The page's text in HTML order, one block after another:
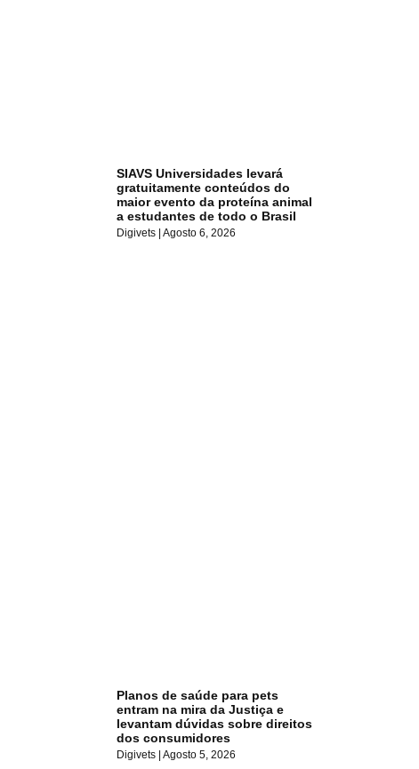
SIAVS Universidades levará
gratuitamente conteúdos do
maior evento da proteína animal
a estudantes de todo o Brasil
Digivets Agosto 6, 2026
Planos de saúde para pets
entram na mira da Justiça e
levantam dúvidas sobre direitos
dos consumidores
Digivets Agosto 5, 2026